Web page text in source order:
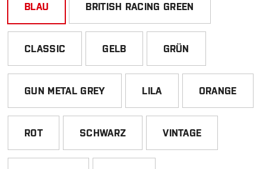
BLAU BRITISH RACING GREEN
CLASSIC GELB GRÜN
GUN METAL GREY LILA ORANGE
ROT SCHWARZ VINTAGE